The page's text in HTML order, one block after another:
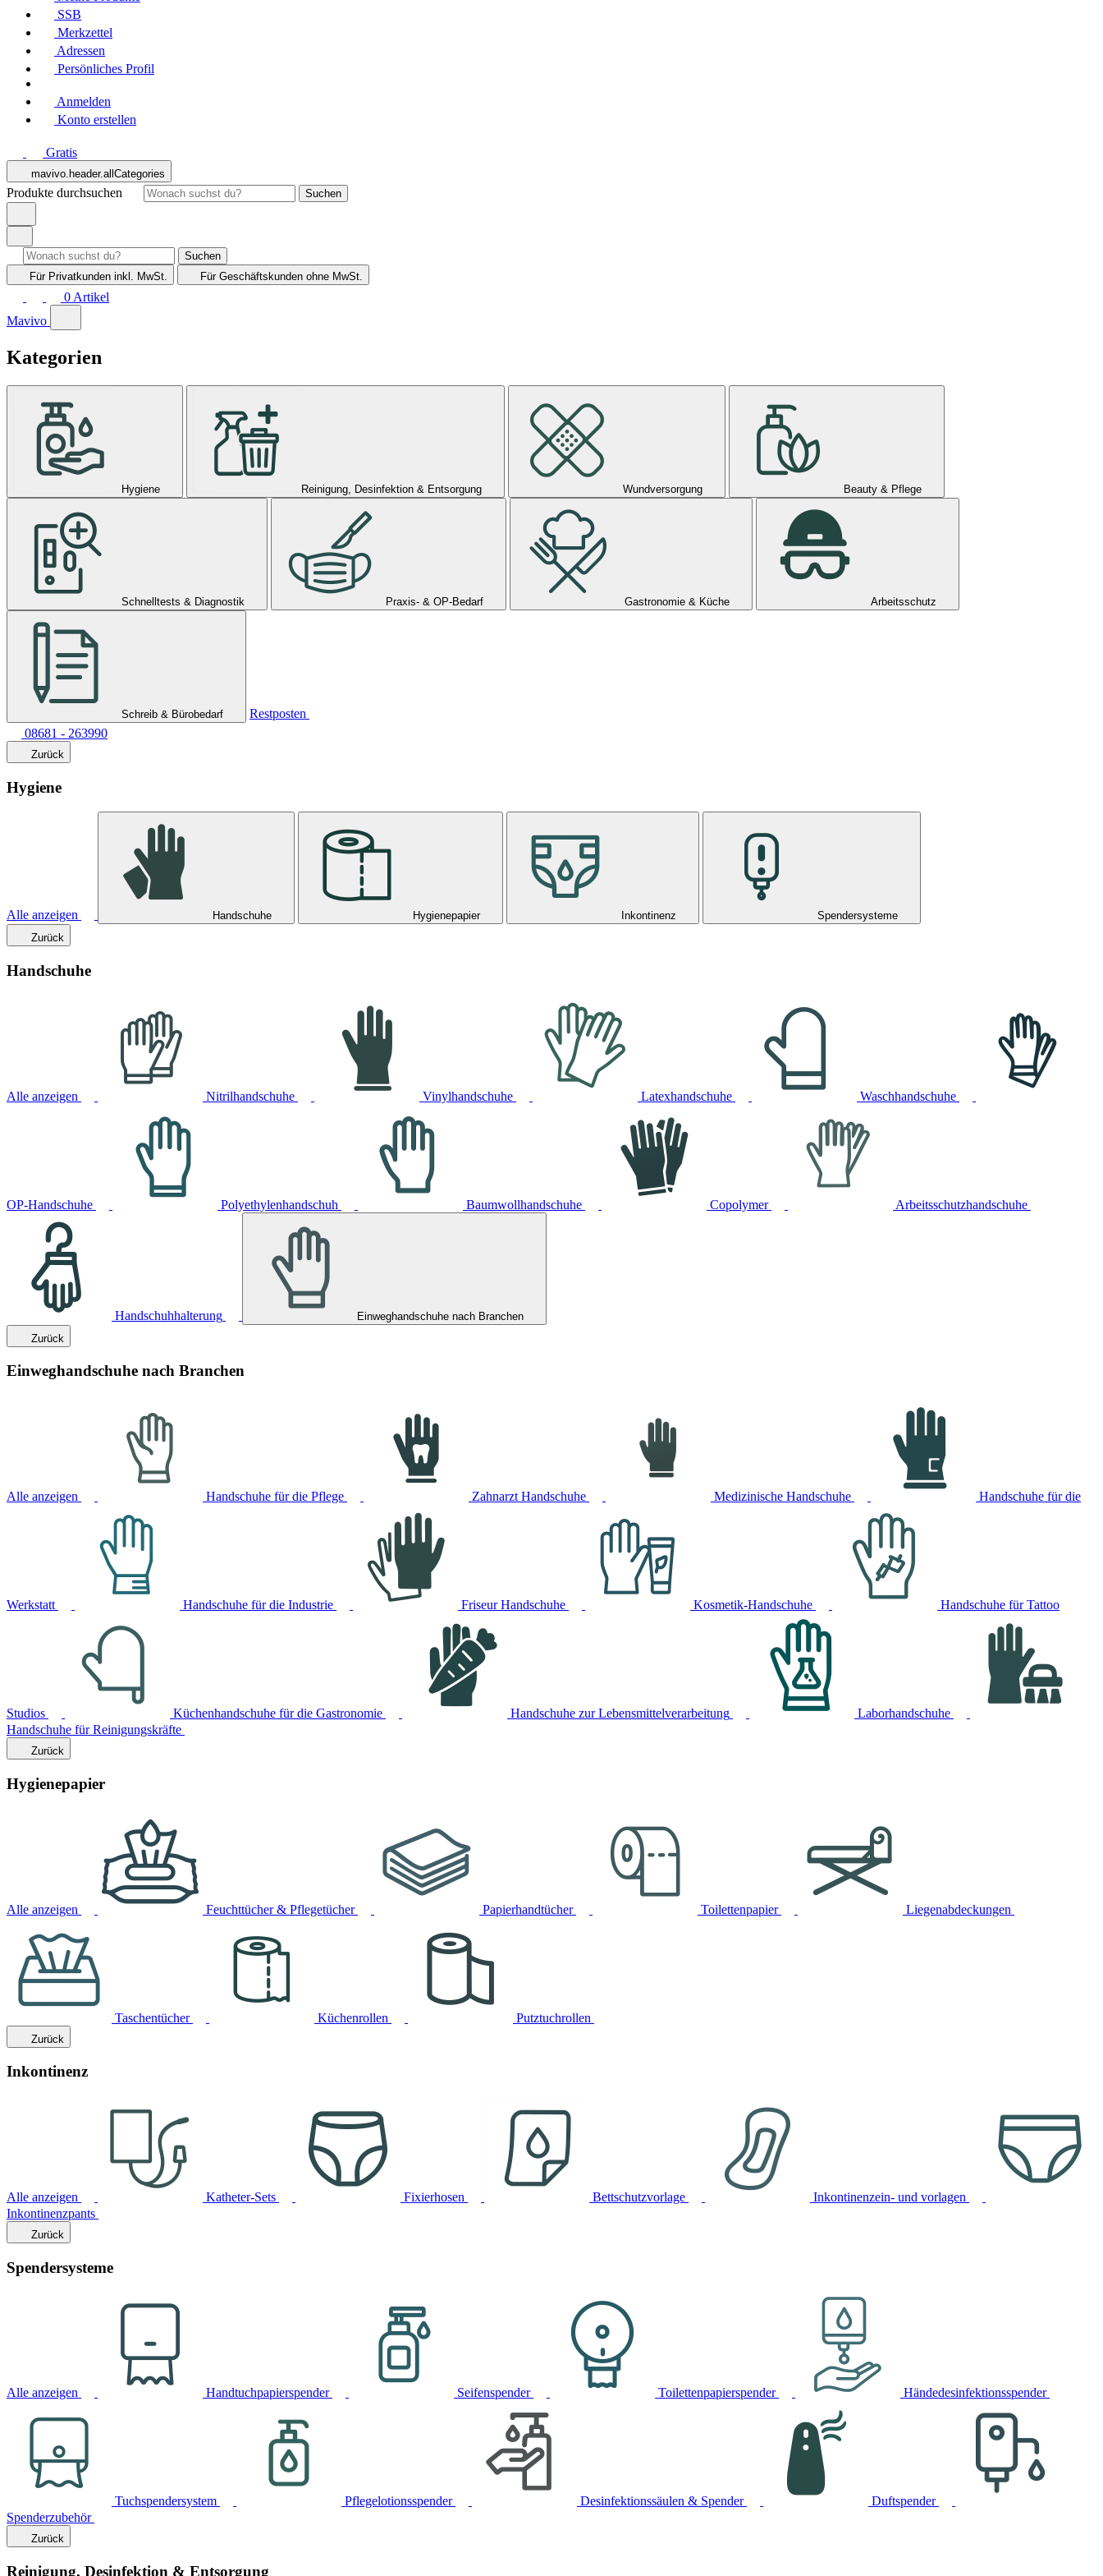
SSB
Merkzettel
Adressen
Persönliches Profil
Anmelden
Konto erstellen
Gratis
mavivo.header.allCategories
Produkte durchsuchen Suchen
Suchen
Für Privatkunden inkl. MwSt. Für Geschäftskunden ohne MwSt.
0 Artikel
Mavivo
Kategorien
Hygiene Reinigung, Desinfektion & Entsorgung Wundversorgung Beauty & Pflege
Schnelltests & Diagnostik Praxis- & OP-Bedarf Gastronomie & Küche Arbeitsschutz
Schreib & Bürobedarf
Restposten
08681 - 263990
Zurück
Hygiene
Alle anzeigen Handschuhe Hygienepapier Inkontinenz
Spendersysteme
Zurück
Handschuhe
Alle anzeigen Nitrilhandschuhe Vinylhandschuhe Latexhandschuhe Waschhandschuhe
OP-Handschuhe Polyethylenhandschuh Baumwollhandschuhe Copolymer Arbeitsschutzhandschuhe
Handschuhhalterung
Einweghandschuhe nach Branchen
Zurück
Einweghandschuhe nach Branchen
Alle anzeigen Handschuhe für die Pflege Zahnarzt Handschuhe Medizinische Handschuhe Handschuhe für die
Werkstatt Handschuhe für die Industrie Friseur Handschuhe Kosmetik-Handschuhe Handschuhe für Tattoo
Studios Küchenhandschuhe für die Gastronomie Handschuhe zur Lebensmittelverarbeitung
Laborhandschuhe
Handschuhe für Reinigungskräfte
Zurück
Hygienepapier
Alle anzeigen Feuchttücher & Pflegetücher Papierhandtücher Toilettenpapier Liegenabdeckungen
Taschentücher Küchenrollen Putztuchrollen
Zurück
Inkontinenz
Alle anzeigen Katheter-Sets Fixierhosen Bettschutzvorlage
Inkontinenzein- und vorlagen
Inkontinenzpants
Zurück
Spendersysteme
Alle anzeigen Handtuchpapierspender Seifenspender Toilettenpapierspender Händedesinfektionsspender
Tuchspendersystem Pflegelotionsspender Desinfektionssäulen & Spender
Duftspender
Spenderzubehör
Zurück
Reinigung, Desinfektion & Entsorgung